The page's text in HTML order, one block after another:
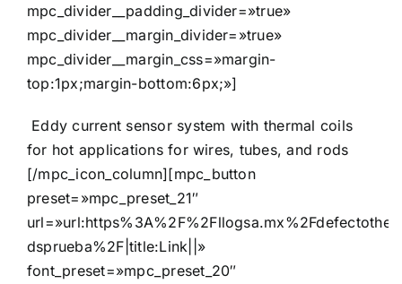
mpc_divider__padding_divider=»true»
mpc_divider__margin_divider=»true»
mpc_divider__margin_css=»margin-
top:1px;margin-bottom:6px;»]
Eddy current sensor system with thermal coils
for hot applications for wires, tubes, and rods
[/mpc_icon_column][mpc_button
preset=»mpc_preset_21″
dsprueba%2F|title:Link||»
font_preset=»mpc_preset_20″